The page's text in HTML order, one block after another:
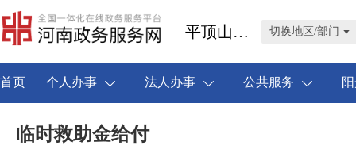
平顶山市叶县 切换地区/部门
首页 个人办事 法人办事 公共服务
临时救助金给付